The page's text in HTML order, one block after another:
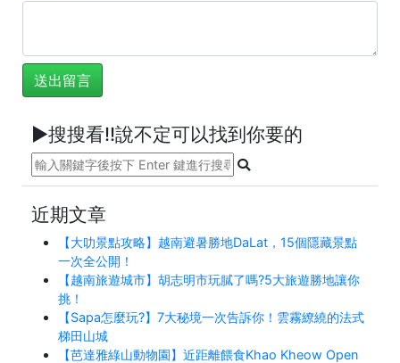
►搜搜看!!說不定可以找到你要的
近期文章
【大叻景點攻略】越南避暑勝地DaLat，15個隱藏景點
一次全公開！
【越南旅遊城市】胡志明市玩膩了嗎?5大旅遊勝地讓你
挑！
【Sapa怎麼玩?】7大秘境一次告訴你！雲霧繚繞的法式
梯田山城
【芭達雅綠山動物園】近距離餵食Khao Kheow Open